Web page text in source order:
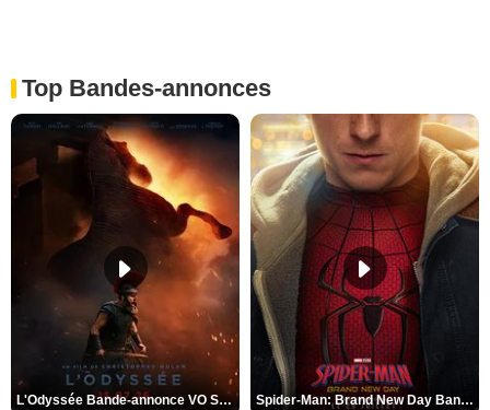
Top Bandes-annonces
L'Odyssée Bande-annonce VO STFR Spider-Man: Brand New Day Bande-annonce VO STFR